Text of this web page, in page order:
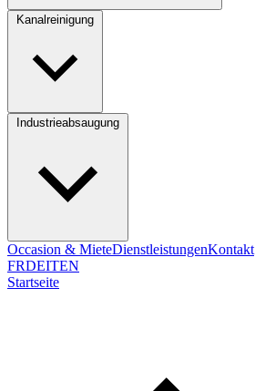
Occasion & MieteDienstleistungenKontakt
FRDEITEN
Startseite